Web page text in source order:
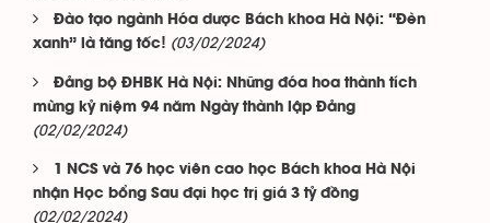
Đào tạo ngành Hóa dược Bách khoa Hà Nội: “Đèn
xanh” là tăng tốc! (03/02/2024)
Đảng bộ ĐHBK Hà Nội: Những đóa hoa thành tích
mừng kỷ niệm 94 năm Ngày thành lập Đảng
(02/02/2024)
1 NCS và 76 học viên cao học Bách khoa Hà Nội
nhận Học bổng Sau đại học trị giá 3 tỷ đồng
(02/02/2024)